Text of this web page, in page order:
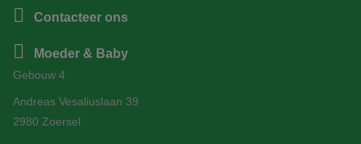
Contacteer ons
Moeder & Baby
Gebouw 4
Andreas Vesaliuslaan 39
2980 Zoersel